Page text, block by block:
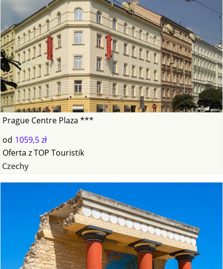
Prague Centre Plaza ***
od 1059,5 zł
Oferta zTOP Touristik
Czechy